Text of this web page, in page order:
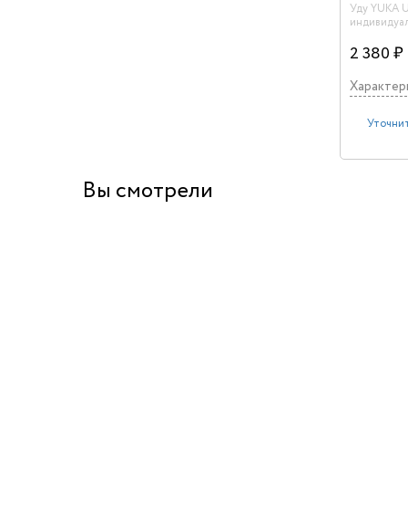
Уду YUKA
музыке и в
2 380 ₽
Вы смотрели